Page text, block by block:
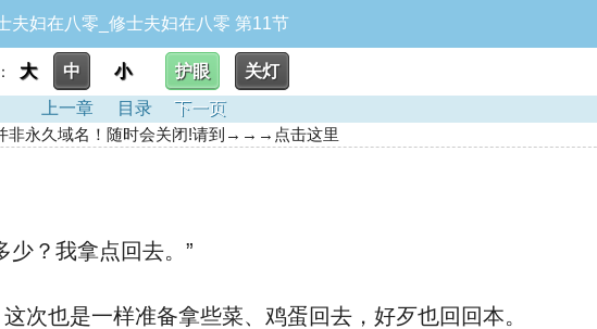
夫妇在八零_修士夫妇在八零 第11节
大 中 小 护眼
关灯
上一章
目录
下一页
非永久域名！随时会关闭!请到→→→点击这里
？我拿点回去。”
也是一样准备拿些菜、鸡蛋回去，好歹也回回本。